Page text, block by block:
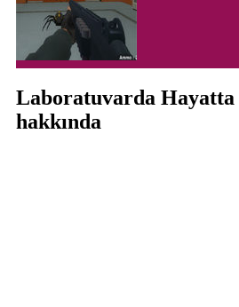
Laboratuvarda
hakkında